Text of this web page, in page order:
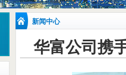
新闻中心
华富公司携